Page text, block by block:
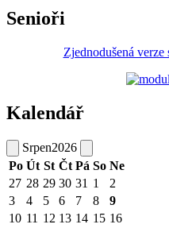
Senioři
Zjednodušená
Kalendář
Srpen2026
Po Út St Čt Pá So Ne
27 28 29 30 31 1
2
3
4 5 6 7 8
9
10 11 12 13 14 15 16